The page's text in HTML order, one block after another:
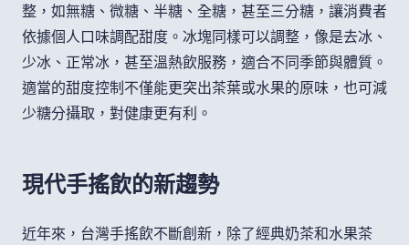
整，如無糖、微糖、半糖、全糖，甚至三分糖，讓消費者
依據個人口味調配甜度。冰塊同樣可以調整，像是去冰、
少冰、正常冰，甚至溫熱飲服務，適合不同季節與體質。
適當的甜度控制不僅能更突出茶葉或水果的原味，也可減
少糖分攝取，對健康更有利。
現代手搖飲的新趨勢
近年來，台灣手搖飲不斷創新，除了經典奶茶和水果茶